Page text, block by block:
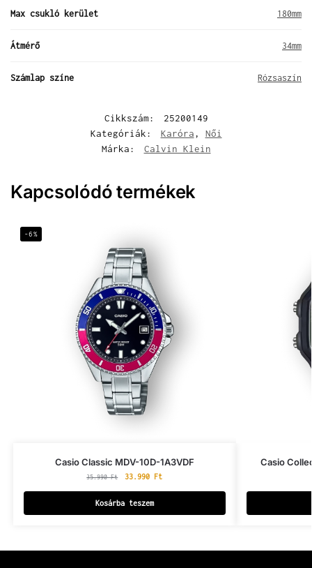
Max csukló kerület 180mm
Átmérő 34mm
Számlap színe Rózsaszín
Cikkszám:
25200149
Kategóriák:
Karóra, Női
Márka:
Calvin Klein
Kapcsolódó termékek
-6%
Casio Classic MDV-10D-1A3VDF
35.990Ft 33.990 Ft
Kosárba teszem
Casio